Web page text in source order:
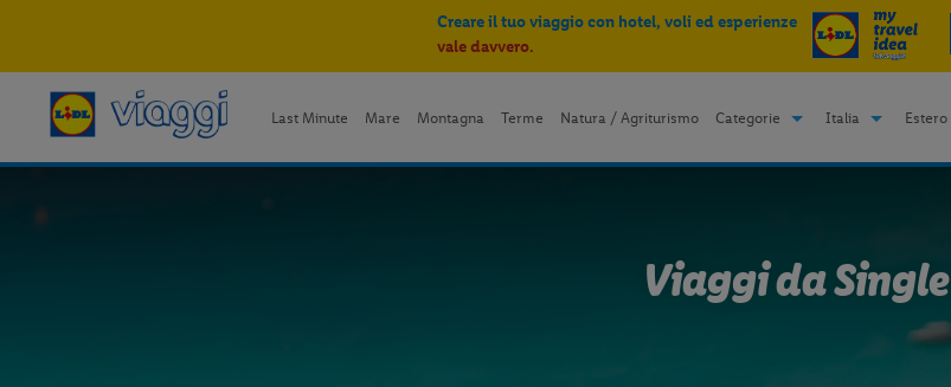
Creare il tuo viaggio con hotel, voli ed esperienze
vale davvero.
Last Minute Mare Montagna Terme Natura / Agriturismo Categorie Italia Estero
Viaggi da Single